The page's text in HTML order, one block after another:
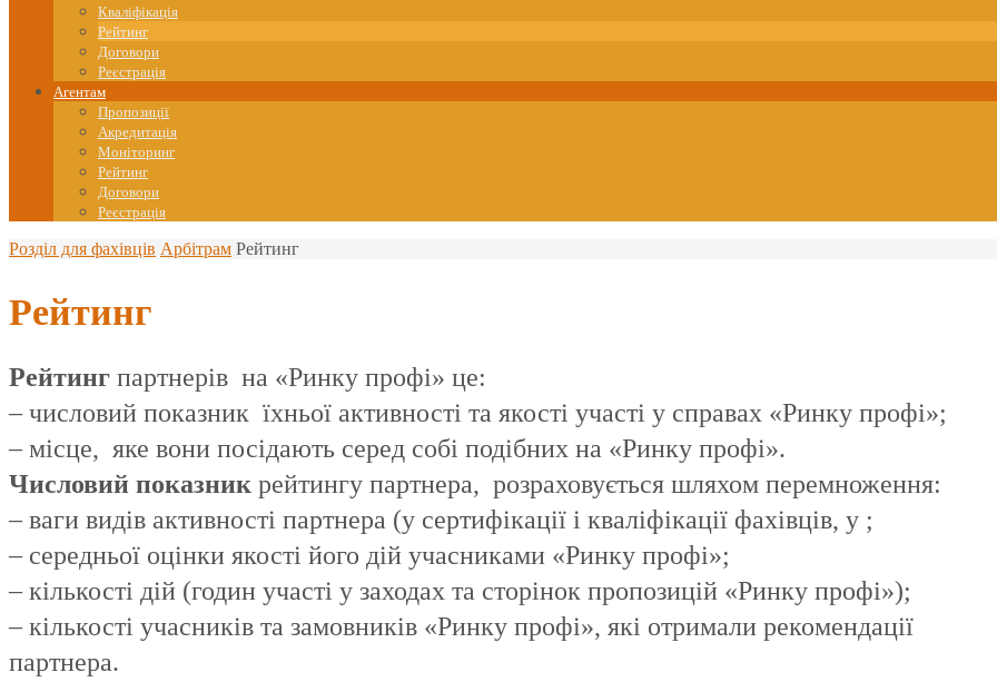
Кваліфікація
Рейтинг
Договори
Реєстрація
Агентам
Пропозиції
Акредитація
Моніторинг
Рейтинг
Договори
Реєстрація
Home
Розділ для фахівців Арбітрам Рейтинг
Рейтинг
Рейтинг партнерів на «Ринку профі» це:
– числовий показник їхньої активності та якості участі у справах «Ринку профі»;
– місце, яке вони посідають серед собі подібних на «Ринку профі».
Числовий показник рейтингу партнера, розраховується шляхом перемноження:
– ваги видів активності партнера (у сертифікації і кваліфікації фахівців, у ;
– середньої оцінки якості його дій учасниками «Ринку профі»;
– кількості дій (годин участі у заходах та сторінок пропозицій «Ринку профі»);
– кількості учасників та замовників «Ринку профі», які отримали рекомендації
партнера.